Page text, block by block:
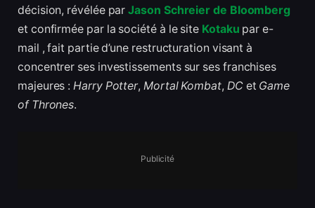
décision, révélée parJason Schreier de Bloomberg
et confirmée par la société à le site Kotaku par e-
mail , fait partie d’une restructuration visant à
concentrer ses investissements sur ses franchises
majeures :Harry Potter,Mortal Kombat, DCet Game
of Thrones.
Publicité